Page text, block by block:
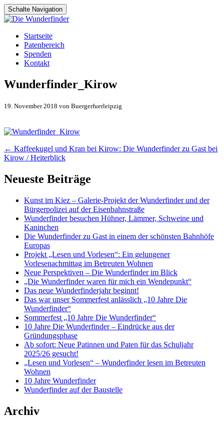
Schalte Navigation
Zum
Inhalt
springen
Startseite
Patenbereich
Spenden
Kontakt
Wunderfinder_Kirow
19. November 2018 von Buergerfuerleipzig
Artikel-
Navigation
← Kaffeekugel und Kran bei Kirow: Die Wunderfinder zu Gast bei
Kirow / Heiterblick
Neueste Beiträge
Kunst im Kiez – Galerie-Projekt der Wunderfinder und der
Bürgerpolizei auf der Eisenbahnstraße
Wunderfinder besuchen Hühner, Lämmer, Schweine und
Kaninchen
Die Wunderfinder zu Gast in einem der schönsten Bahnhöfe
Europas
Projekt „Lesen und Vorlesen“: Ein gelungener
Vorlesenachmittag im Betreuten Wohnen
Neue Perspektiven – Die Wunderfinder im Blick
„Die Wunderfinder waren für mich ein Wendepunkt“
Das neue Wunderfinderjahr beginnt!
Das war unser Sommerfest anlässlich „10 Jahre Die
Wunderfinder“
Sommerfest „10 Jahre Die Wunderfinder“
10 Jahre Die Wunderfinder – Eindrücke aus der
Gründungsphase
Ab sofort: Neue Patinnen und Paten für das Schuljahr
2025/26 gesucht!
„Lesen und Vorlesen“ – Wunderfinder lesen im Betreuten
Wohnen
10 Jahre Wunderfinder
Wunderfinder auf der Baustelle
Archiv